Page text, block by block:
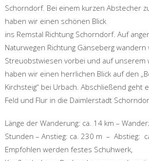
Schorndorf. Bei einem kurzen Abstecher
haben wir einen schönen Blick
ins Remstal Richtung Schorndorf. Auf
Naturwegen Richtung Gänseberg wandern
Streuobstwiesen vorbei und auf unserem
haben wir einen herrlichen Blick auf den
Kirchsteig“ bei Urbach. Abschließend geht
Feld und Flur in die Daimlerstadt
Länge der Wanderung: ca. 14 km –
Stunden – Anstieg: ca. 230 m – Abstieg:
Empfohlen werden festes Schuhwerk,